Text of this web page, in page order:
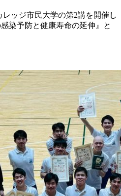
ッジ市民大学の第2講を開催し
染予防と健康寿命の延伸』と